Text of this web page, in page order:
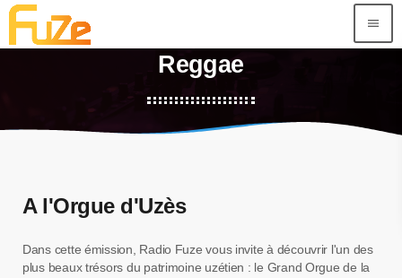
menu
Reggae
A l'Orgue d'Uzès
Dans cette émission, Radio Fuze vous invite à découvrir l'un des
plus beaux trésors du patrimoine uzétien : le Grand Orgue de la